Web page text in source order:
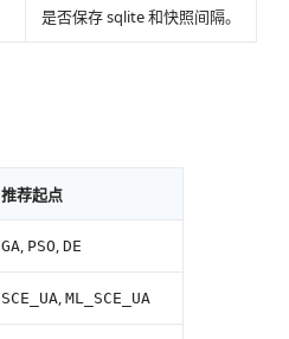
是否保存 sqlite 和快照间隔。
推荐起点
GA, PSO, DE
SCE_UA, ML_SCE_UA